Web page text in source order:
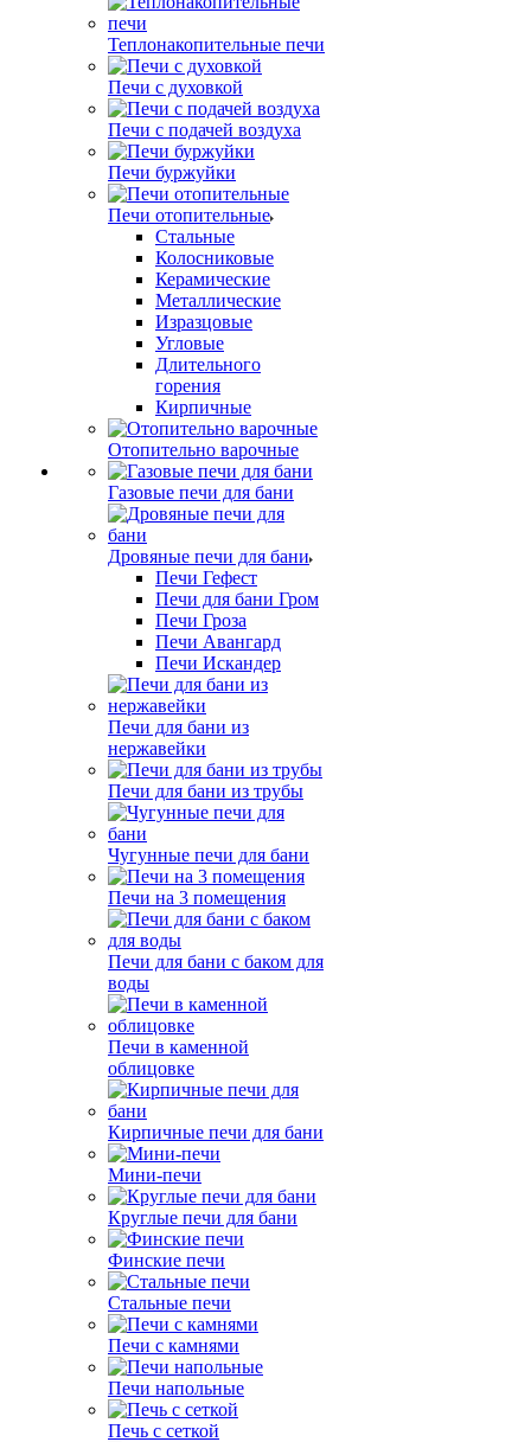
Теплонакопительные печи
Печи с духовкой
Печи с подачей воздуха
Печи буржуйки
Печи отопительные
Стальные
Колосниковые
Керамические
Металлические
Изразцовые
Угловые
Длительного
горения
Кирпичные
Отопительно варочные
Газовые печи для бани
Дровяные печи для бани
Печи Гефест
Печи для бани Гром
Печи Гроза
Печи Авангард
Печи Искандер
Печи для бани из
нержавейки
Печи для бани из трубы
Чугунные печи для бани
Печи на 3 помещения
Печи для бани с баком для
воды
Печи в каменной
облицовке
Кирпичные печи для бани
Мини-печи
Круглые печи для бани
Финские печи
Стальные печи
Печи с камнями
Печи напольные
Печь с сеткой